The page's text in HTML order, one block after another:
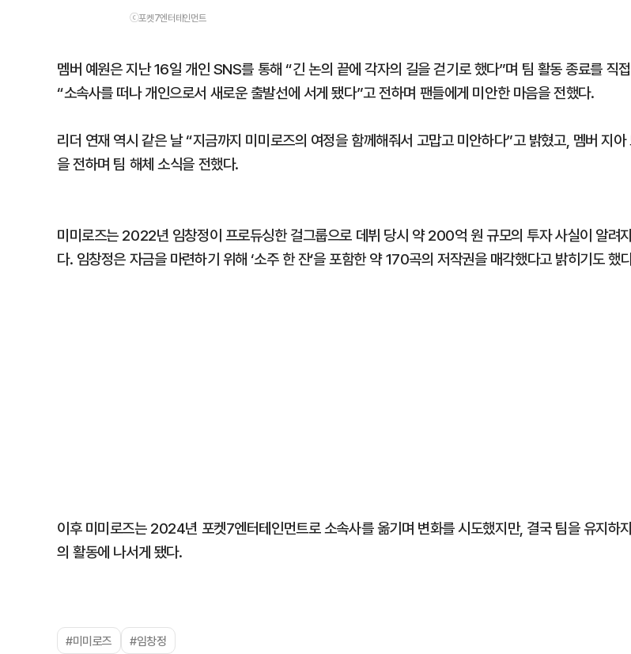
ⓒ포켓7엔터테인먼트
멤버 예원은 지난 16일 개인 SNS를 통해 “긴 논의 끝에 각자의 길을 걷기로 했다”며 팀 활동 종료를 직
“소속사를 떠나 개인으로서 새로운 출발선에 서게 됐다”고 전하며 팬들에게 미안한 마음을 전했다.
리더 연재 역시 같은 날 “지금까지 미미로즈의 여정을 함께해줘서 고맙고 미안하다”고 밝혔고, 멤버 지
을 전하며 팀 해체 소식을 전했다.
미미로즈는 2022년 임창정이 프로듀싱한 걸그룹으로 데뷔 당시 약 200억 원 규모의 투자 사실이 알려
다. 임창정은 자금을 마련하기 위해 ‘소주 한 잔’을 포함한 약 170곡의 저작권을 매각했다고 밝히기도 했
이후 미미로즈는 2024년 포켓7엔터테인먼트로 소속사를 옮기며 변화를 시도했지만, 결국 팀을 유지하
의 활동에 나서게 됐다.
#미미로즈 #임창정